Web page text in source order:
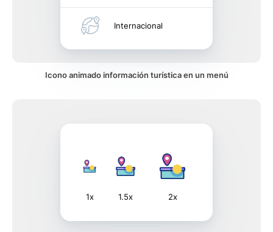
Internacional
Icono animado información turística en un menú
1x 1.5x 2x